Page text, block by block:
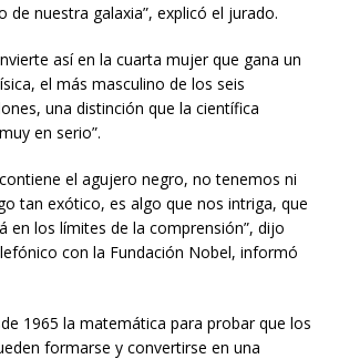
de nuestra galaxia”, explicó el jurado.
así en la cuarta mujer que gana un
el más masculino de los seis
una distinción que la científica
en serio”.
el agujero negro, no tenemos ni
tan exótico, es algo que nos intriga, que
en los límites de la comprensión”, dijo
con la Fundación Nobel, informó
1965 la matemática para probar que los
formarse y convertirse en una